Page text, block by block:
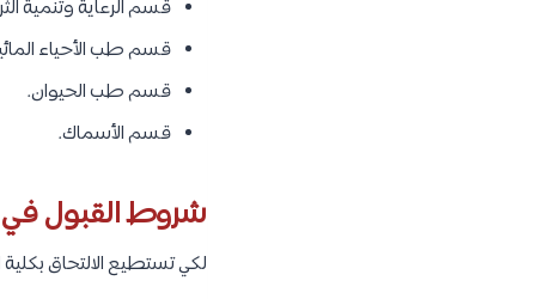
قسم الرعاية وتنمية
قسم طب الأحياء
قسم طب الحيوان.
قسم الأسماك.
شروط القبول
لكي تستطيع الالتحاق